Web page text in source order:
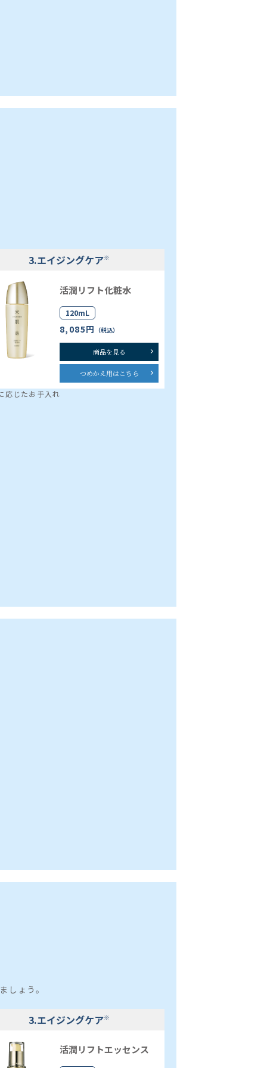
3.エイジングケア※
活潤リフト化粧水
120mL
8,085円 （税込）
商品を見る
つめかえ用はこちら
応じたお手入れ
しょう。
3.エイジングケア※
活潤リフトエッセンス